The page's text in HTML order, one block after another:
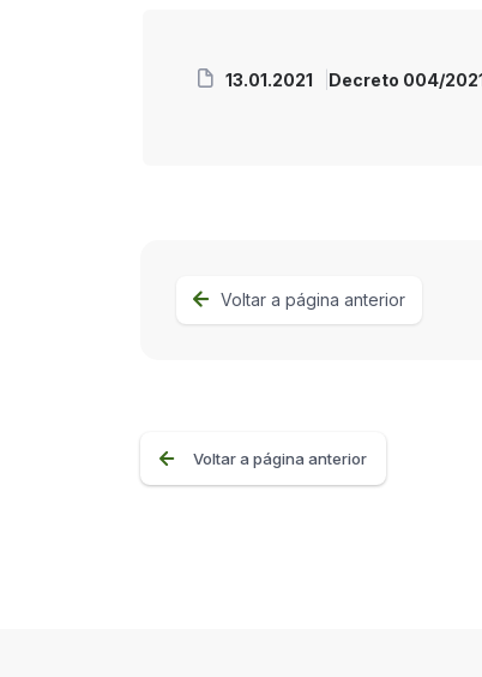
13.01.2021 Decreto 004/
Voltar a página anterior
Voltar a página anterior